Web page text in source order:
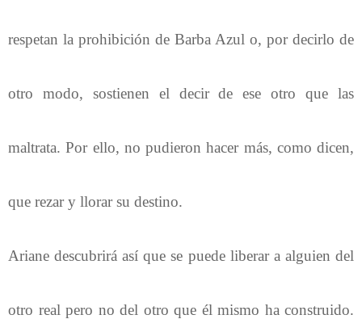
respetan la prohibición de Barba Azul o, por decirlo de
otro modo, sostienen el decir de ese otro que las
maltrata. Por ello, no pudieron hacer más, como dicen,
que rezar y llorar su destino.
Ariane descubrirá así que se puede liberar a alguien del
otro real pero no del otro que él mismo ha construido.